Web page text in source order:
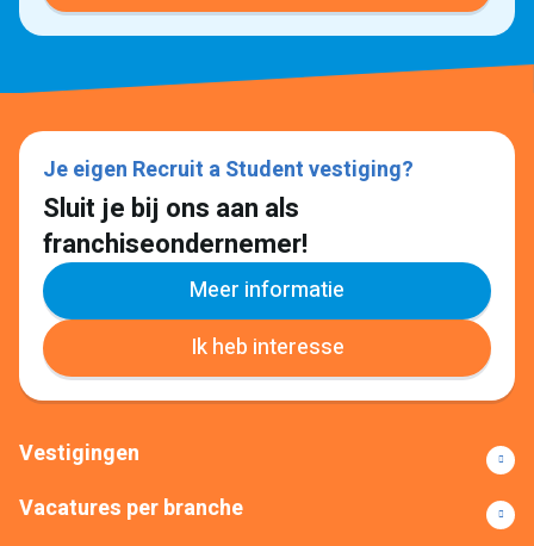
Je eigen Recruit a Student vestiging?
Sluit je bij ons aan als
franchiseondernemer!
Meer informatie
Ik heb interesse
Vestigingen
Vacatures per branche